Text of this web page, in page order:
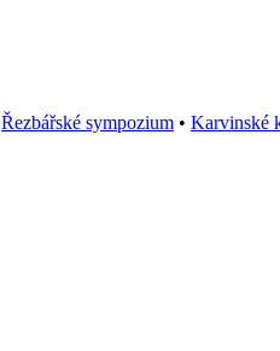
Řezbářské sympozium • Karvinské